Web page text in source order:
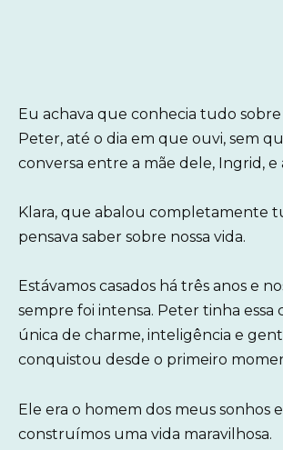
Eu achava que conhecia tudo
Peter, até o dia em que ouvi, sem
conversa entre a mãe dele, Ingrid, e
Klara, que abalou completamente
pensava saber sobre nossa vida.
Estávamos casados há três anos e
sempre foi intensa. Peter tinha essa
única de charme, inteligência e
conquistou desde o primeiro
Ele era o homem dos meus sonhos
construímos uma vida maravilhosa.